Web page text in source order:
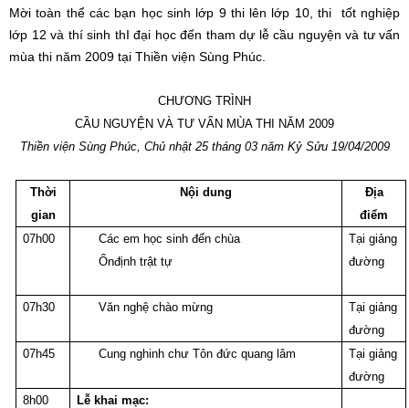
Mời toàn thể các bạn học sinh lớp 9 thi lên lớp 10, thi tốt nghiệp
lớp 12 và thí sinh thI đại học đến tham dự lễ cầu nguyện và tư vấn
mùa thi năm 2009 tại Thiền viện Sùng Phúc.
CHƯƠNG TRÌNH
CẦU NGUYỆN VÀ TƯ VẤN MÙA THI NĂM 2009
Thiền viện Sùng Phúc, Chủ nhật 25 tháng 03 năm Kỷ Sửu 19/04/2009
Thời
gian
Nội dung
Địa
điểm
07h00
Các em học sinh đến chùa
Ổnđịnh trật tự
Tại giảng
đường
07h30 Văn nghệ chào mừng
Tại giảng
đường
07h45
Cung nghinh chư Tôn đức quang lâm
Tại giảng
đường
8h00
Lễ khai mạc: